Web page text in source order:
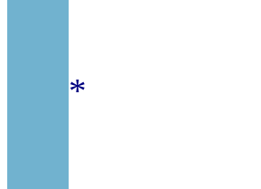
*